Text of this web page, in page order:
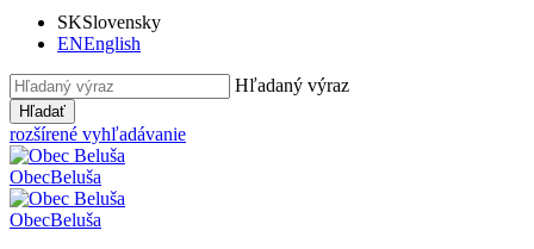
SKSlovensky
ENEnglish
Hľadaný výraz
Hľadať
rozšírené vyhľadávanie
ObecBeluša
ObecBeluša